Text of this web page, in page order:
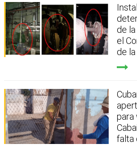
de
el
de
para
falta